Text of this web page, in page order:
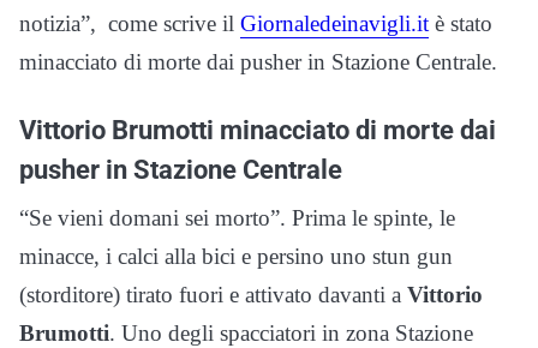
notizia”, come scrive il Giornaledeinavigli.it è stato
minacciato di morte dai pusher in Stazione Centrale.
Vittorio Brumotti minacciato di morte dai
pusher in Stazione Centrale
“Se vieni domani sei morto”. Prima le spinte, le
minacce, i calci alla bici e persino uno stun gun
(storditore) tirato fuori e attivato davanti a Vittorio
Brumotti. Uno degli spacciatori in zona Stazione